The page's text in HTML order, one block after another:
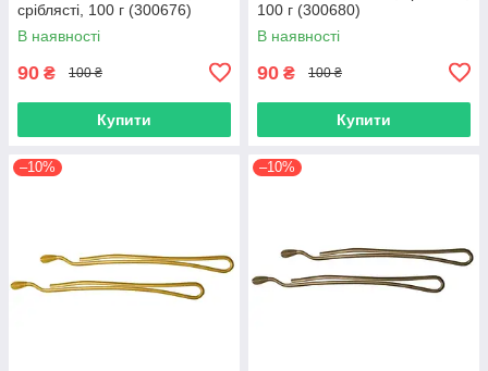
сріблясті, 100 г (300676)
В наявності
90 ₴ 100 ₴
Купити
100 г (300680)
В наявності
90 ₴ 100 ₴
Купити
–10% –10%